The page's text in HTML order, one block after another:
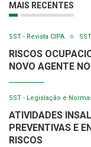
MAIS RECENTES
SST - Revista CIPA
RISCOS
NOVO AGENTE
SST - Legislação e
ATIVIDADES
PREVENTIVAS E
RISCOS